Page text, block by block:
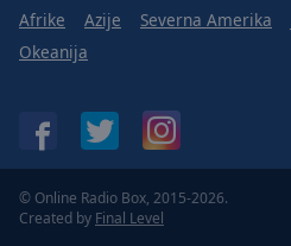
Afrike Azije Severna Amerika
Okeanija
© Online Radio Box, 2015-2026.
Created by Final Level